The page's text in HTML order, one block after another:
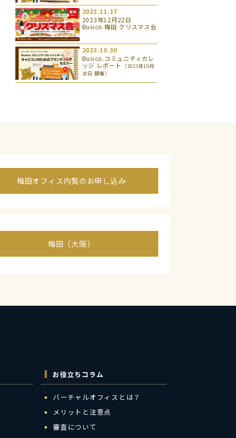
2023.11.17
2023年12月22日
Busico.梅田 クリスマス会
2023.10.30
Busico.コミュニティカレ
ッジ レポート
（2023年10月
20日 開催）
梅田オフィス内覧のお申し込み
梅田（大阪）
お役立ちコラム
バーチャルオフィスとは？
メリットと注意点
審査について